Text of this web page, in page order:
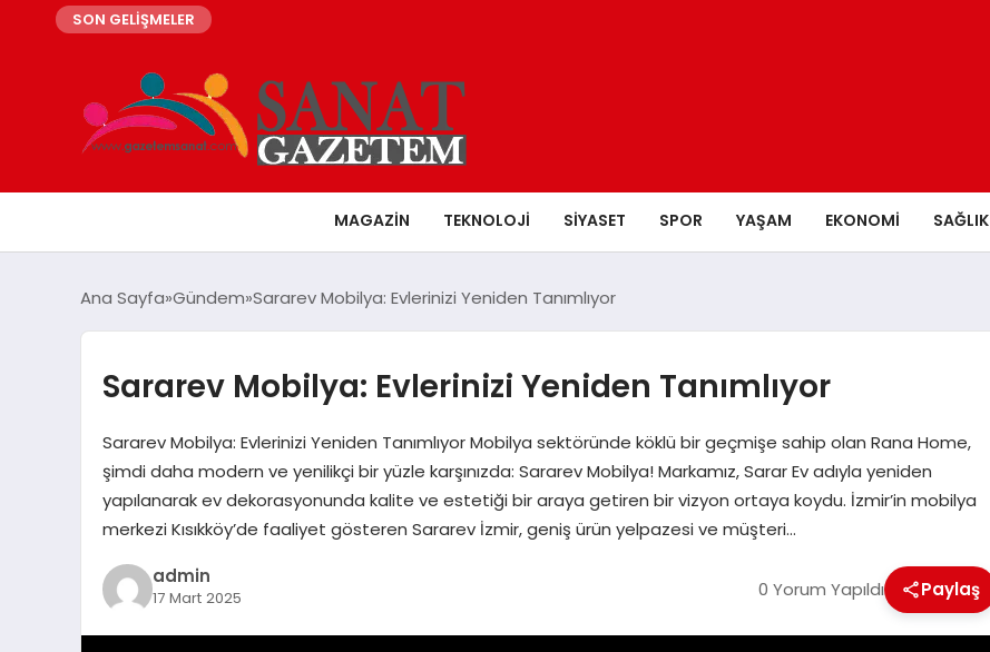
SON GELİŞMELER
MAGAZIN TEKNOLOJI SIYASET SPOR YAŞAM EKONOMI SAĞLIK
Ana Sayfa Gündem Sararev Mobilya: Evlerinizi Yeniden Tanımlıyor
Sararev Mobilya: Evlerinizi Yeniden Tanımlıyor
Sararev Mobilya: Evlerinizi Yeniden Tanımlıyor Mobilya sektöründe köklü bir geçmişe sahip olan Rana Home,
şimdi daha modern ve yenilikçi bir yüzle karşınızda: Sararev Mobilya! Markamız, Sarar Ev adıyla yeniden
yapılanarak ev dekorasyonunda kalite ve estetiği bir araya getiren bir vizyon ortaya koydu. İzmir’in mobilya
merkezi Kısıkköy’de faaliyet gösteren Sararev İzmir, geniş ürün yelpazesi ve müşteri…
admin
17 Mart 2025 0 Yorum Yapıldı Paylaş